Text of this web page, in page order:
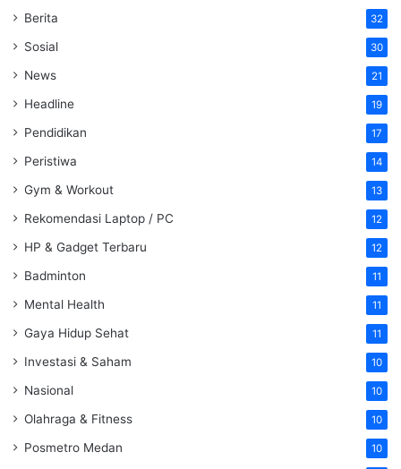
Berita 32
Sosial 30
News 21
Headline 19
Pendidikan 17
Peristiwa 14
Gym & Workout 13
Rekomendasi Laptop / PC 12
HP & Gadget Terbaru 12
Badminton 11
Mental Health 11
Gaya Hidup Sehat 11
Investasi & Saham 10
Nasional 10
Olahraga & Fitness 10
Posmetro Medan 10